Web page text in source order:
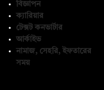
বিজ্ঞাপন
ক্যারিয়ার
টেক্সট কনভার্টার
আর্কাইভ
নামাজ, সেহরি, ইফতারের
সময়